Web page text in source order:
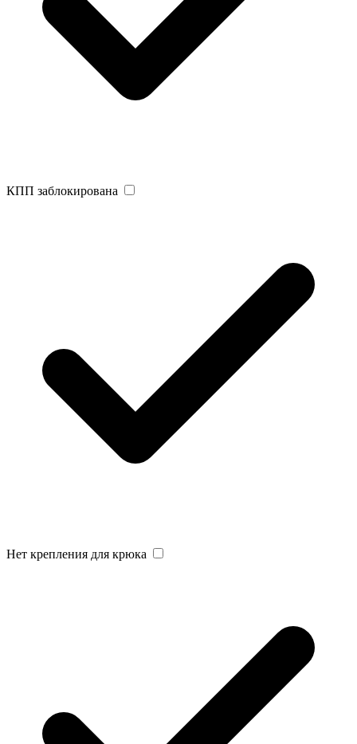
КПП заблокирована
Нет крепления для крюка